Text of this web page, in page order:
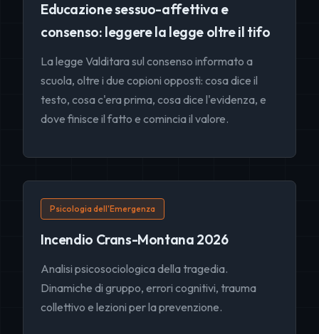
Educazione sessuo-affettiva e
consenso: leggere la legge oltre il tifo
La legge Valditara sul consenso informato a
scuola, oltre i due copioni opposti: cosa dice il
testo, cosa c'era prima, cosa dice l'evidenza, e
dove finisce il fatto e comincia il valore.
Psicologia dell'Emergenza
Incendio Crans-Montana 2026
Analisi psicosociologica della tragedia.
Dinamiche di gruppo, errori cognitivi, trauma
collettivo e lezioni per la prevenzione.